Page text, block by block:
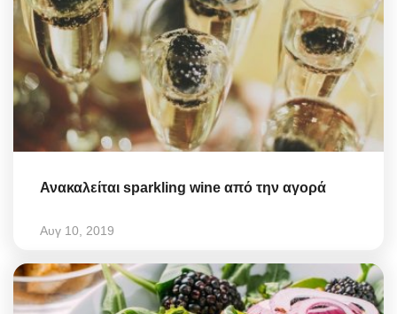
Ανακαλείται sparkling wine από την αγορά
Αυγ 10, 2019